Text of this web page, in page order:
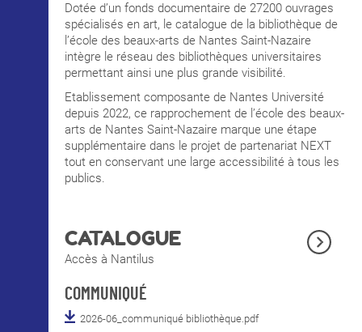
OPEN SCHOOL
CONTACTS
Dotée d’un fonds documentaire de 27200 ouvrages
spécialisés en art, le catalogue de la bibliothèque de
l’école des beaux-arts de Nantes Saint-Nazaire
intègre le réseau des bibliothèques universitaires
permettant ainsi une plus grande visibilité.
Etablissement composante de Nantes Université
depuis 2022, ce rapprochement de l’école des beaux-
arts de Nantes Saint-Nazaire marque une étape
supplémentaire dans le projet de partenariat NEXT
tout en conservant une large accessibilité à tous les
publics.
CATALOGUE
Accès à Nantilus
COMMUNIQUÉ
2026-06_communiqué bibliothèque.pdf